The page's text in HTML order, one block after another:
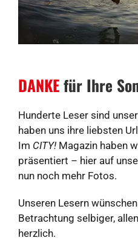
DANKEfür Ihre
Hunderte Leser sind
haben uns ihre liebsten
Im CITY! Magazin haben
präsentiert – hier auf
nun noch mehr Fotos.
Unseren Lesern
Betrachtung selbiger,
herzlich.